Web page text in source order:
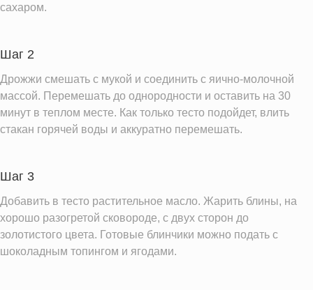
Холестерин
Натрий
Магний
Кальций
220.1 мг
Железо
5.0 мг
Витамин А
88.1 IU
Витамин Д
0.7 IU
Витамин Е
4.7 мг
сахаром.
Шаг 2
Дрожжи смешать с мукой и соединить с яично-молочной
массой. Перемешать до однородности и оставить на 30
минут в теплом месте. Как только тесто подойдет, влить
стакан горячей воды и аккуратно перемешать.
Шаг 3
Добавить в тесто растительное масло. Жарить блины, на
хорошо разогретой сковороде, с двух сторон до
золотистого цвета. Готовые блинчики можно подать с
шоколадным топингом и ягодами.